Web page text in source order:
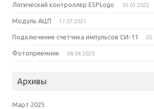
Логический контроллер ESPLogo 30.01.2022
Модуль АЦП 17.07.2021
Подключение счетчика импульсов СИ-11
Фотоприемник 08.04.2020
Архивы
Март 2025